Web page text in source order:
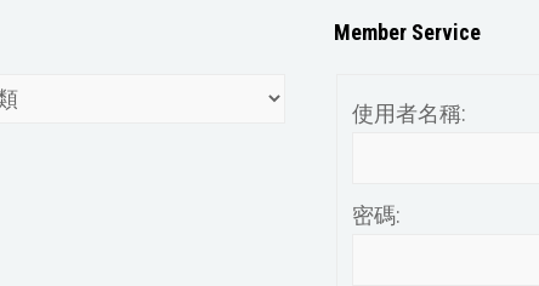
Member Service
使用者名稱:
密碼: